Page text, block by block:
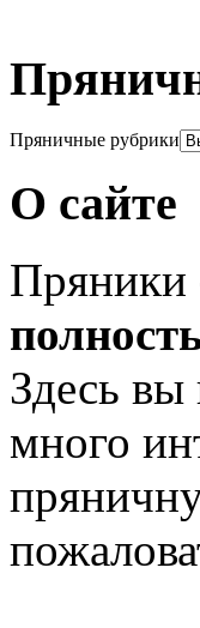
Пряничные рубрики
О сайте
Здесь
много